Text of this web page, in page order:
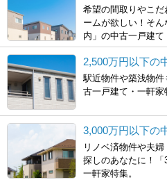
希望の間取りやこ
ームが欲しい！そ
内」の中古一戸建て
2,500万円以下の
駅近物件や築浅物
古一戸建て・一軒家
3,000万円以下の
リノベ済物件や夫
探しのあなたに！「
一軒家特集。